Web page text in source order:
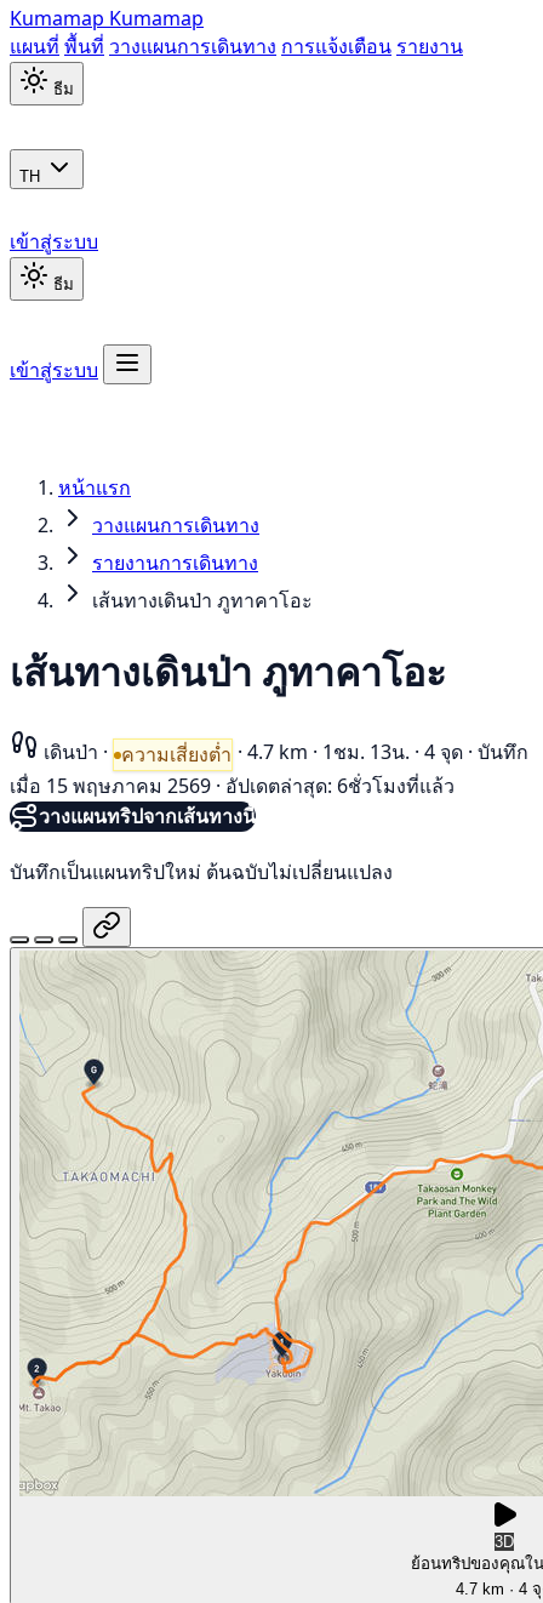
Kumamap Kumamap
แผนที่ พื้นที่ วางแผนการเดินทาง การแจ้งเตือน รายงาน
ธีม
TH
เข้าสู่ระบบ
ธีม
เข้าสู่ระบบ
หน้าแรก
วางแผนการเดินทาง
รายงานการเดินทาง
เส้นทางเดินป่า ภูทาคาโอะ
เส้นทางเดินป่า ภูทาคาโอะ
เดินป่า · ความเสี่ยงต่ำ · 4.7 km · 1ชม. 13น. · 4 จุด · บันทึก
เมื่อ 15 พฤษภาคม 2569 · อัปเดตล่าสุด: 6ชั่วโมงที่แล้ว
วางแผนทริปจากเส้นทางนี้
บันทึกเป็นแผนทริปใหม่ ต้นฉบับไม่เปลี่ยนแปลง
3D
ย้อนทริปของคุณใ
4.7 km · 4